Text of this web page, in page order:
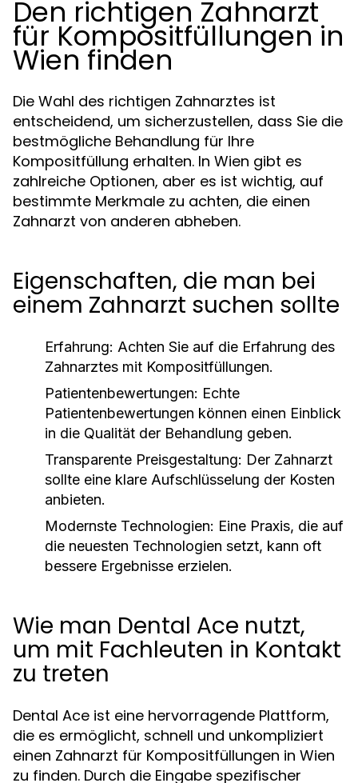
Den richtigen Zahnarzt
für Kompositfüllungen in
Wien finden
Die Wahl des richtigen Zahnarztes ist
entscheidend, um sicherzustellen, dass Sie die
bestmögliche Behandlung für Ihre
Kompositfüllung erhalten. In Wien gibt es
zahlreiche Optionen, aber es ist wichtig, auf
bestimmte Merkmale zu achten, die einen
Zahnarzt von anderen abheben.
Eigenschaften, die man bei
einem Zahnarzt suchen sollte
Erfahrung: Achten Sie auf die Erfahrung des
Zahnarztes mit Kompositfüllungen.
Patientenbewertungen: Echte
Patientenbewertungen können einen Einblick
in die Qualität der Behandlung geben.
Transparente Preisgestaltung: Der Zahnarzt
sollte eine klare Aufschlüsselung der Kosten
anbieten.
Modernste Technologien: Eine Praxis, die auf
die neuesten Technologien setzt, kann oft
bessere Ergebnisse erzielen.
Wie man Dental Ace nutzt,
um mit Fachleuten in Kontakt
zu treten
Dental Ace ist eine hervorragende Plattform,
die es ermöglicht, schnell und unkompliziert
einen Zahnarzt für Kompositfüllungen in Wien
zu finden. Durch die Eingabe spezifischer